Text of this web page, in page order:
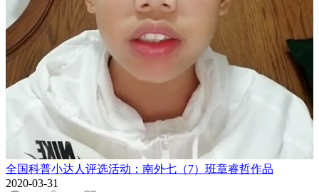
全国科普小达人评选活动：南外七（7）班章睿哲作品
2020-03-31